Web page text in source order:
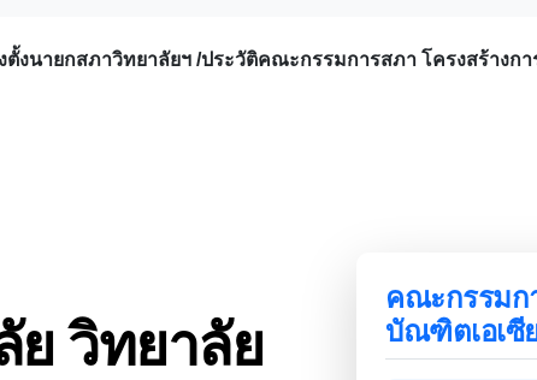
นายกสภาวิทยาลัยฯ /ประวัติคณะกรรมการสภา โครงสร้างก
วิทยาลัย
คณะกรรมก
บัณฑิตเอเซี